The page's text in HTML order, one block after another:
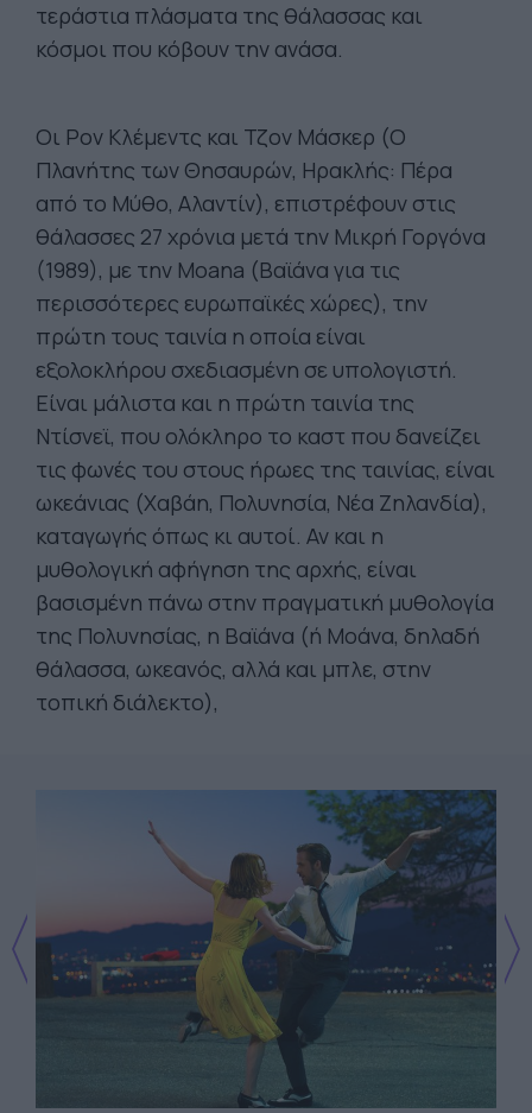
τεράστια πλάσματα της θάλασσας και
κόσμοι που κόβουν την ανάσα.
Οι Ρον Κλέμεντς και Τζον Μάσκερ (Ο
Πλανήτης των Θησαυρών, Ηρακλής: Πέρα
από το Μύθο, Αλαντίν), επιστρέφουν στις
θάλασσες 27 χρόνια μετά την Μικρή Γοργόνα
(1989), με την Moana (Βαϊάνα για τις
περισσότερες ευρωπαϊκές χώρες), την
πρώτη τους ταινία η οποία είναι
εξολοκλήρου σχεδιασμένη σε υπολογιστή.
Είναι μάλιστα και η πρώτη ταινία της
Ντίσνεϊ, που ολόκληρο το καστ που δανείζει
τις φωνές του στους ήρωες της ταινίας, είναι
ωκεάνιας (Χαβάη, Πολυνησία, Νέα Ζηλανδία),
καταγωγής όπως κι αυτοί. Αν και η
μυθολογική αφήγηση της αρχής, είναι
βασισμένη πάνω στην πραγματική μυθολογία
της Πολυνησίας, η Βαϊάνα (ή Μοάνα, δηλαδή
θάλασσα, ωκεανός, αλλά και μπλε, στην
τοπική διάλεκτο),